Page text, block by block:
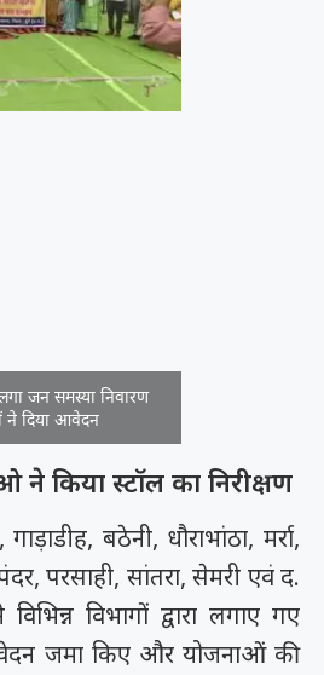
लगा जन समस्या निवारण
ने दिया आवेदन
किया स्टॉल का निरीक्षण
बठेनी, धौराभांठा, मर्रा,
परसाही, सांतरा, सेमरी एवं द.
विभागों द्वारा लगाए गए
जमा किए और योजनाओं की